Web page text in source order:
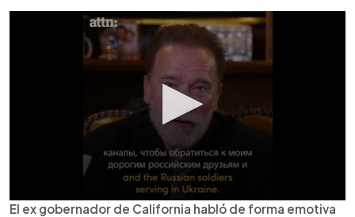
El ex gobernador de California habló de forma emotiva